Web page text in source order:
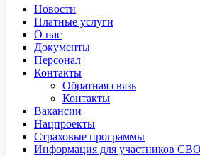
Новости
Платные услуги
О нас
Документы
Персонал
Контакты
Обратная связь
Контакты
Вакансии
Нацпроекты
Страховые программы
Информация для участников СВО